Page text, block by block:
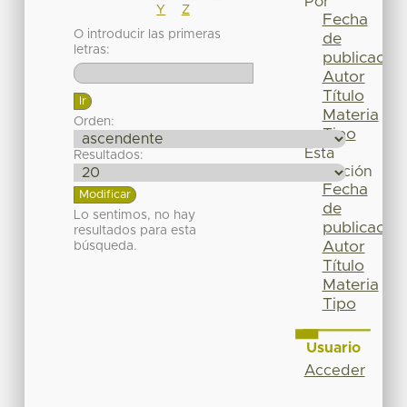
Y
Z
O introducir las primeras
letras:
Orden:
Resultados:
Lo sentimos, no hay
resultados para esta
búsqueda.
Fecha
de
publicación
Autor
Título
Materia
Tipo
Esta
colección
Fecha
de
publicación
Autor
Título
Materia
Tipo
Usuario
Acceder